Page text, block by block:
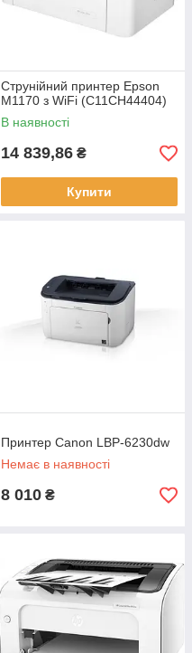
Струнійний принтер Epson
M1170 з WiFi (C11CH44404)
В наявності
14 839,86 ₴
Купити
Принтер Canon LBP-6230dw
Немає в наявності
8 010 ₴